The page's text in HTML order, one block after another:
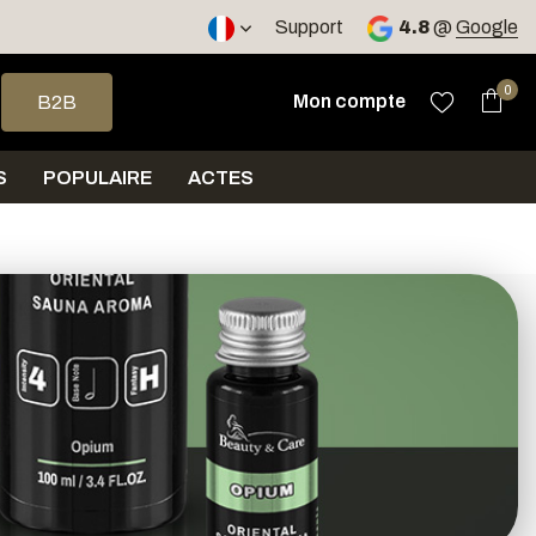
Support 4.8@ Google
et bas pour sélectionner le résultat disponible. Appuyez
B2B
Mon compte
0
POPULAIRE ACTES